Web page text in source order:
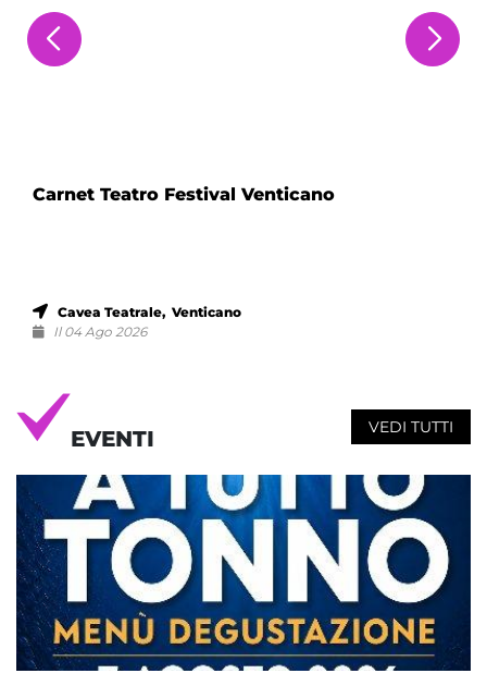
Carnet Teatro Festival Venticano
Cavea Teatrale, Venticano
Il 04 Ago 2026
EVENTI VEDI TUTTI